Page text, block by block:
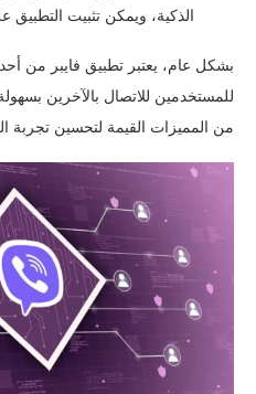
الذكية، ويمكن تثبيت التطبيق
بشكل عام، يعتبر تطبيق فايبر من أحد
للمستخدمين للاتصال بالآخرين
من المميزات القيمة لتحسين تجربة